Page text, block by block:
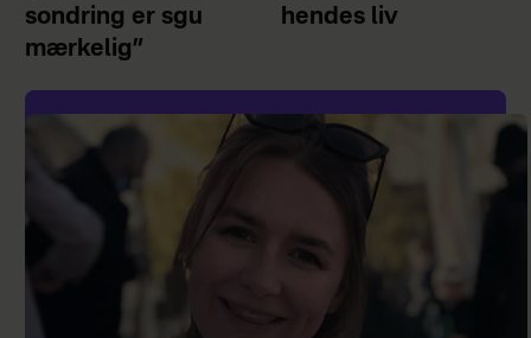
sondring er sgu
mærkelig”
hendes liv